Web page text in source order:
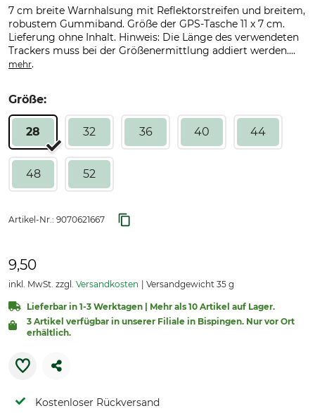
7 cm breite Warnhalsung mit Reflektorstreifen und breitem,
robustem Gummiband. Größe der GPS-Tasche 11 x 7 cm.
Lieferung ohne Inhalt. Hinweis: Die Länge des verwendeten
Trackers muss bei der Größenermittlung addiert werden....
mehr.
Größe:
28 32 36 40 44
48 52
Artikel-Nr.: 9070621667
9,50
inkl. MwSt. zzgl. Versandkosten Versandgewicht 35 g
Lieferbar in 1-3 Werktagen | Mehr als 10 Artikel auf Lager.
3 Artikel verfügbar in unserer Filiale in Bispingen. Nur vor Ort
erhältlich.
Kostenloser Rückversand